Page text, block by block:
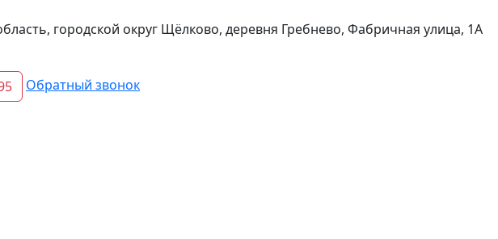
городской округ Щёлково, деревня Гребнево, Фабричная улица, 1А
Обратный звонок